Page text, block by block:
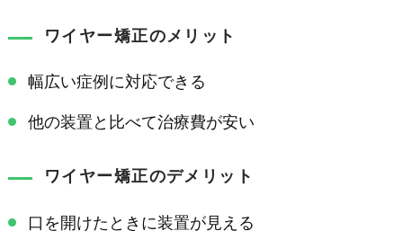
ワイヤー矯正のメリット
幅広い症例に対応できる
他の装置と比べて治療費が安い
ワイヤー矯正のデメリット
口を開けたときに装置が見える